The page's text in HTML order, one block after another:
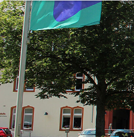
Notwendige Cookies
Funktionen und sind für die
der Website erforderlich.
Einverständnis-Cookie
Name:
cookie_consent
Zweck:
Dieser Cookie speichert die
ausgewählten Einverständnis-
Optionen des Benutzers